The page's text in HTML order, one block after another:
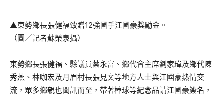
▲東勢鄉長張健福致贈12強國手江國豪獎勵金。
（圖／記者蘇榮泉攝）
東勢鄉長張健福、縣議員蔡永富、鄉代會主席劉家瑋及鄉代陳
秀燕、林咖宏及月眉村長張見文等地方人士與江國豪熱情交
流，眾多鄉親也聞訊而至，帶著棒球等紀念品請江國豪簽名，